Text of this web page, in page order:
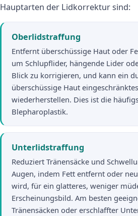
Hauptarten der Lidkorrektur sind:
Oberlidstraffung
Entfernt überschüssige Haut oder
um Schlupflider, hängende Lider
Blick zu korrigieren, und kann ein
überschüssige Haut
wiederherstellen. Dies ist die
Blepharoplastik.
Unterlidstraffung
Reduziert Tränensäcke und
Augen, indem Fett entfernt oder
wird, für ein glatteres, weniger
Erscheinungsbild. Am besten
Tränensäcken oder erschlaffter